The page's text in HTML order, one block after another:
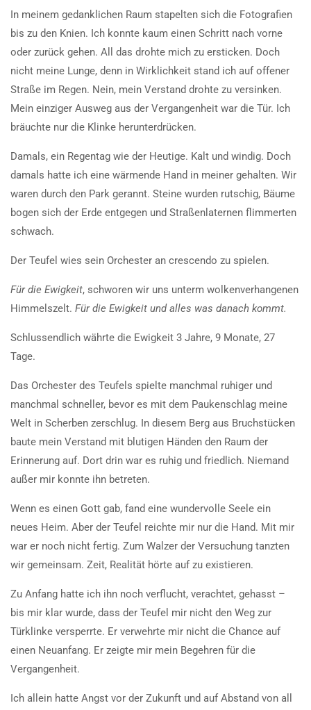
In meinem gedanklichen Raum stapelten sich die Fotografien
bis zu den Knien. Ich konnte kaum einen Schritt nach vorne
oder zurück gehen. All das drohte mich zu ersticken. Doch
nicht meine Lunge, denn in Wirklichkeit stand ich auf offener
Straße im Regen. Nein, mein Verstand drohte zu versinken.
Mein einziger Ausweg aus der Vergangenheit war die Tür. Ich
bräuchte nur die Klinke herunterdrücken.
Damals, ein Regentag wie der Heutige. Kalt und windig. Doch
damals hatte ich eine wärmende Hand in meiner gehalten. Wir
waren durch den Park gerannt. Steine wurden rutschig, Bäume
bogen sich der Erde entgegen und Straßenlaternen flimmerten
schwach.
Der Teufel wies sein Orchester an crescendo zu spielen.
Für die Ewigkeit, schworen wir uns unterm wolkenverhangenen
Himmelszelt. Für die Ewigkeit und alles was danach kommt.
Schlussendlich währte die Ewigkeit 3 Jahre, 9 Monate, 27
Tage.
Das Orchester des Teufels spielte manchmal ruhiger und
manchmal schneller, bevor es mit dem Paukenschlag meine
Welt in Scherben zerschlug. In diesem Berg aus Bruchstücken
baute mein Verstand mit blutigen Händen den Raum der
Erinnerung auf. Dort drin war es ruhig und friedlich. Niemand
außer mir konnte ihn betreten.
Wenn es einen Gott gab, fand eine wundervolle Seele ein
neues Heim. Aber der Teufel reichte mir nur die Hand. Mit mir
war er noch nicht fertig. Zum Walzer der Versuchung tanzten
wir gemeinsam. Zeit, Realität hörte auf zu existieren.
Zu Anfang hatte ich ihn noch verflucht, verachtet, gehasst –
bis mir klar wurde, dass der Teufel mir nicht den Weg zur
Türklinke versperrte. Er verwehrte mir nicht die Chance auf
einen Neuanfang. Er zeigte mir mein Begehren für die
Vergangenheit.
Ich allein hatte Angst vor der Zukunft und auf Abstand von all